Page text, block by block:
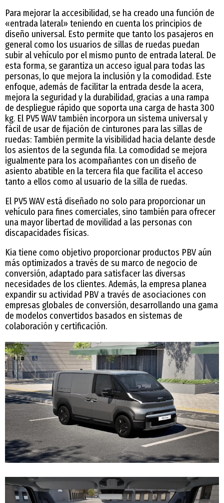
Para mejorar la accesibilidad, se ha creado una función de
«entrada lateral» teniendo en cuenta los principios de
diseño universal. Esto permite que tanto los pasajeros en
general como los usuarios de sillas de ruedas puedan
subir al vehículo por el mismo punto de entrada lateral. De
esta forma, se garantiza un acceso igual para todas las
personas, lo que mejora la inclusión y la comodidad. Este
enfoque, además de facilitar la entrada desde la acera,
mejora la seguridad y la durabilidad, gracias a una rampa
de despliegue rápido que soporta una carga de hasta 300
kg. El PV5 WAV también incorpora un sistema universal y
fácil de usar de fijación de cinturones para las sillas de
ruedas: También permite la visibilidad hacia delante desde
los asientos de la segunda fila. La comodidad se mejora
igualmente para los acompañantes con un diseño de
asiento abatible en la tercera fila que facilita el acceso
tanto a ellos como al usuario de la silla de ruedas.
El PV5 WAV está diseñado no solo para proporcionar un
vehículo para fines comerciales, sino también para ofrecer
una mayor libertad de movilidad a las personas con
discapacidades físicas.
Kia tiene como objetivo proporcionar productos PBV aún
más optimizados a través de su marco de negocio de
conversión, adaptado para satisfacer las diversas
necesidades de los clientes. Además, la empresa planea
expandir su actividad PBV a través de asociaciones con
empresas globales de conversión, desarrollando una gama
de modelos convertidos basados en sistemas de
colaboración y certificación.